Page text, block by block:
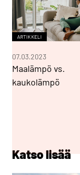
ARTIKKELI
Maalämpö vs.
kaukolämpö
07.03.2023
Katso lisää